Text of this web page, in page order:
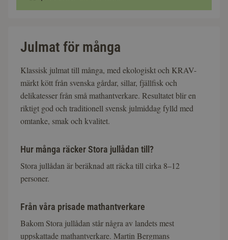
Julmat för många
Klassisk julmat till många, med ekologiskt och KRAV-
märkt kött från svenska gårdar, sillar, fjällfisk och
delikatesser från små mathantverkare. Resultatet blir en
riktigt god och traditionell svensk julmiddag fylld med
omtanke, smak och kvalitet.
Hur många räcker Stora jullådan till?
Stora jullådan är beräknad att räcka till cirka 8–12
personer.
Från våra prisade mathantverkare
Bakom Stora jullådan står några av landets mest
uppskattade mathantverkare. Martin Bergmans